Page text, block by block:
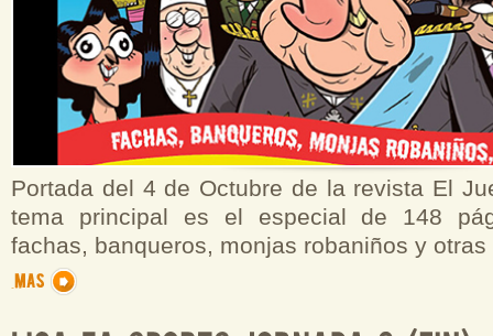
Portada del 4 de Octubre de la revista El
tema principal es el especial de 148
fachas, banqueros, monjas robaniños y